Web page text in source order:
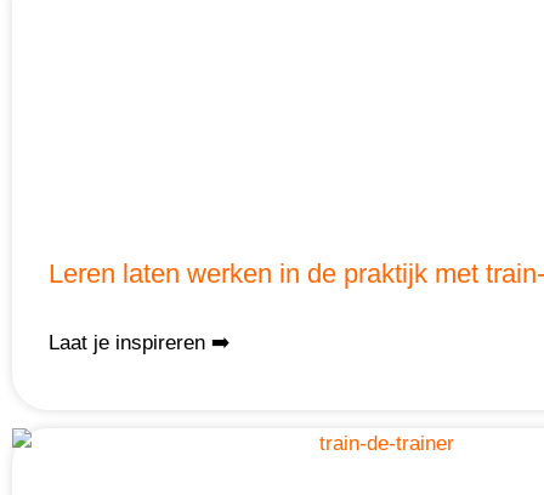
Leren laten werken in de praktijk met
Laat je inspireren ➡️